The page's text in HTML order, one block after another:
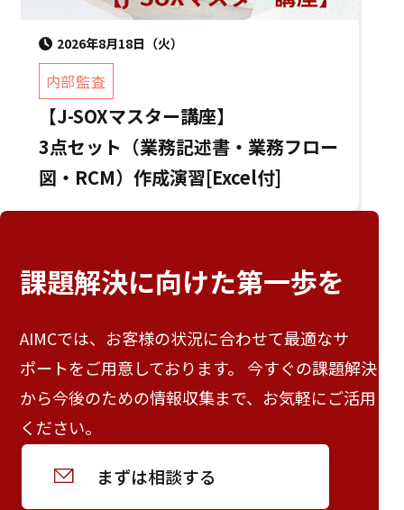
2026年8月18日（火）
内部監査
【J-SOXマスター講座】
3点セット（業務記述書・業務フロー
図・RCM）作成演習[Excel付]
課題解決に向けた第一歩を
AIMCでは、お客様の状況に合わせて最適なサ
ポートをご用意しております。 今すぐの課題解決
から今後のための情報収集まで、お気軽にご活用
ください。
まずは相談する